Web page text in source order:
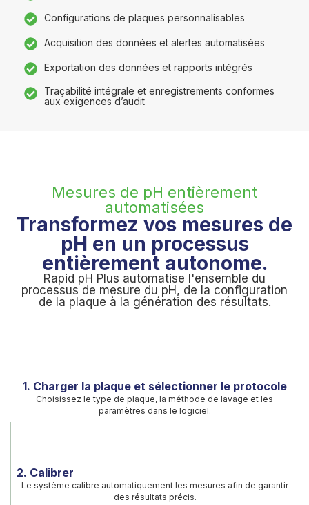
Configurations de plaques personnalisables
Acquisition des données et alertes automatisées
Exportation des données et rapports intégrés
Traçabilité intégrale et enregistrements conformes
aux exigences d’audit
Mesures de pH entièrement
automatisées
Transformez vos mesures de
pH en un processus
entièrement autonome.
Rapid pH Plus automatise l'ensemble du
processus de mesure du pH, de la configuration
de la plaque à la génération des résultats.
1. Charger la plaque et sélectionner le protocole
Choisissez le type de plaque, la méthode de lavage et les
paramètres dans le logiciel.
2. Calibrer
Le système calibre automatiquement les mesures afin de garantir
des résultats précis.